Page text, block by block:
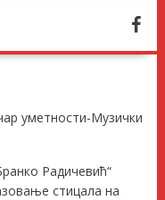
уметности-Музички
Радичевић“
стицала на